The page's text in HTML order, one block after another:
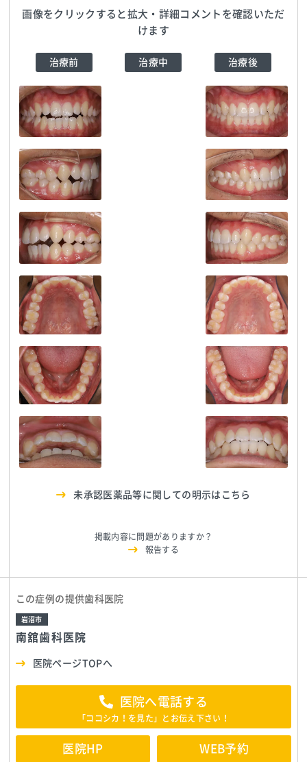
画像をクリックすると拡大・詳細コメントを確認いただ
けます
治療前 治療中 治療後
南舘歯科医院
TEL:0223244880 南舘歯科医院
TEL:0223244880
南舘歯科医院
TEL:0223244880 南舘歯科医院
TEL:0223244880
南舘歯科医院
TEL:0223244880 南舘歯科医院
TEL:0223244880
南舘歯科医院
TEL:0223244880 南舘歯科医院
TEL:0223244880
南舘歯科医院
TEL:0223244880 南舘歯科医院
TEL:0223244880
南舘歯科医院
TEL:0223244880 南舘歯科医院
TEL:0223244880
未承認医薬品等に関しての明示はこちら
掲載内容に問題がありますか？
報告する
この症例の提供歯科医院
南舘歯科医院
岩沼市
医院ページTOPへ
医院へ電話する
「ココシカ！を見た」とお伝え下さい！
医院HP WEB予約